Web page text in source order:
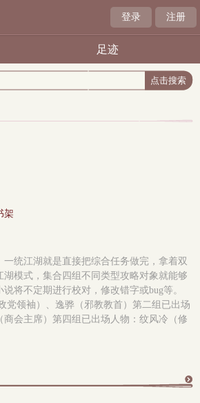
登录 注册
足迹
架
统江湖就是直接把综合任务做完，拿着双
模式，集合四组不同类型攻略对象就能够
将不定期进行校对，修改错字或bug等。
党领袖）、逸骅（邪教教首）第二组已出场
会主席）第四组已出场人物：纹风冷（修